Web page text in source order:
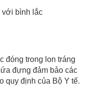
với bình lắc
đóng trong lon tráng
đựng đảm bảo các
quy định của Bộ Y tế.